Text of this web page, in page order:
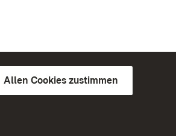
Allen Cookies zustimmen